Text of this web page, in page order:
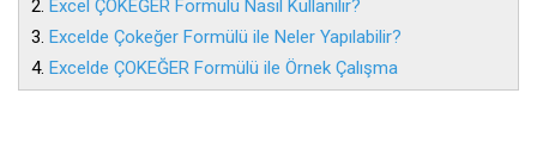
2. Excel ÇOKEĞER Formülü Nasıl Kullanılır?
3. Excelde Çokeğer Formülü ile Neler Yapılabilir?
4. Excelde ÇOKEĞER Formülü ile Örnek Çalışma